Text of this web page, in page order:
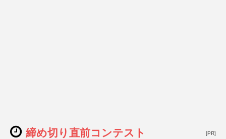
締め切り直前コンテスト [PR]